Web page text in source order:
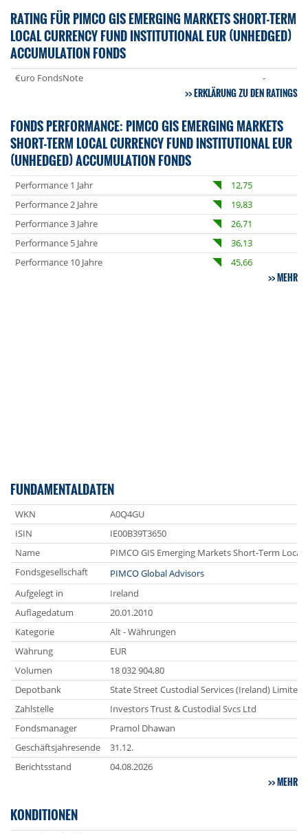
RATING FÜR PIMCO GIS EMERGING MARKETS SHORT-TERM
LOCAL CURRENCY FUND INSTITUTIONAL EUR (UNHEDGED)
ACCUMULATION FONDS
€uro FondsNote -
ERKLÄRUNG ZU DEN RATINGS
FONDS PERFORMANCE: PIMCO GIS EMERGING MARKETS
SHORT-TERM LOCAL CURRENCY FUND INSTITUTIONAL EUR
(UNHEDGED) ACCUMULATION FONDS
Performance 1 Jahr
12,75
Performance 2 Jahre
19,83
Performance 3 Jahre
26,71
Performance 5 Jahre
36,13
Performance 10 Jahre
45,66
MEHR
FUNDAMENTALDATEN
WKN
A0Q4GU
ISIN
IE00B39T3650
Name
PIMCO GIS Emerging Markets Short-Term
Fondsgesellschaft
PIMCO Global Advisors
Aufgelegt in
Ireland
Auflagedatum
20.01.2010
Kategorie
Alt - Währungen
Währung
EUR
Volumen
18 032 904,80
Depotbank
State Street Custodial Services (Ireland) Limited
Zahlstelle
Investors Trust & Custodial Svcs Ltd
Fondsmanager
Pramol Dhawan
Geschäftsjahresende
31.12.
Berichtsstand
04.08.2026
MEHR
KONDITIONEN